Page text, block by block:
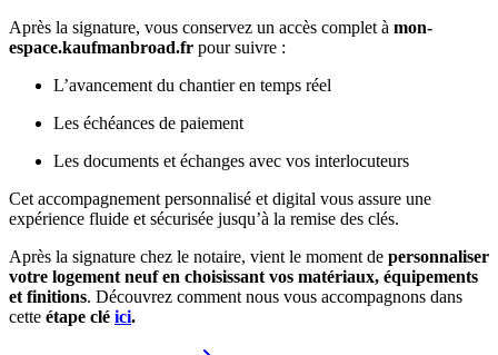
Après la signature, vous conservez un accès complet à mon-
espace.kaufmanbroad.fr pour suivre :
L’avancement du chantier en temps réel
Les échéances de paiement
Les documents et échanges avec vos interlocuteurs
Cet accompagnement personnalisé et digital vous assure une
expérience fluide et sécurisée jusqu’à la remise des clés.
Après la signature chez le notaire, vient le moment de personnaliser
votre logement neuf en choisissant vos matériaux, équipements
et finitions. Découvrez comment nous vous accompagnons dans
cette étape clé ici.